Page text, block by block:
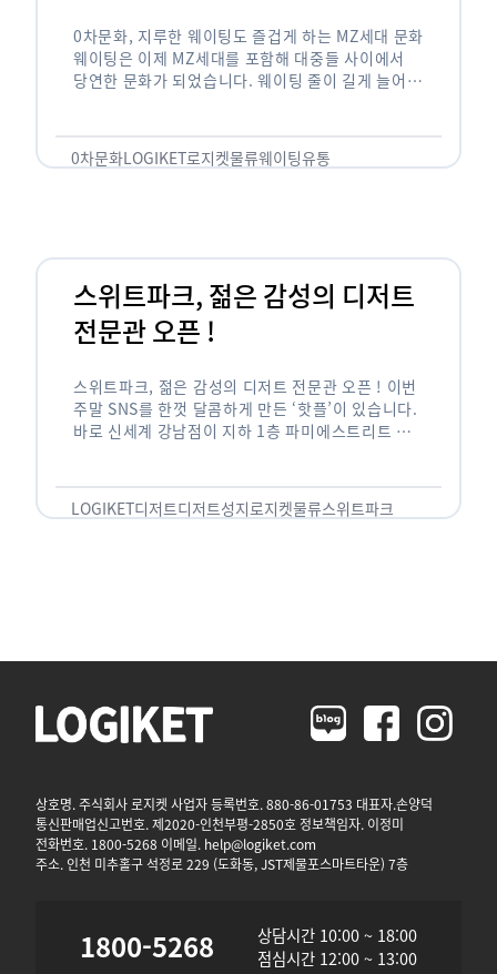
0차문화, 지루한 웨이팅도 즐겁게 하는 MZ세대 문화
웨이팅은 이제 MZ세대를 포함해 대중들 사이에서
당연한 문화가 되었습니다. 웨이팅 줄이 길게 늘어서
0차문화LOGIKET로지켓물류웨이팅유통
스위트파크, 젊은 감성의 디저트
전문관 오픈 !
스위트파크, 젊은 감성의 디저트 전문관 오픈 ! 이번
주말 SNS를 한껏 달콤하게 만든 ‘핫플’이 있습니다.
바로 신세계 강남점이 지하 1층 파미에스트리트 분
LOGIKET디저트디저트성지 로지켓물류스위트파크
상호명. 주식회사 로지켓 사업자 등록번호. 880-86-01753 대표자.손양덕
통신판매업신고번호. 제2020-인천부평-2850호 정보책임자. 이정미
전화번호. 1800-5268 이메일. help@logiket.com
주소. 인천 미추홀구 석정로 229 (도화동, JST제물포스마트타운) 7층
1800-5268
상담시간 10:00 ~ 18:00
점심시간 12:00 ~ 13:00